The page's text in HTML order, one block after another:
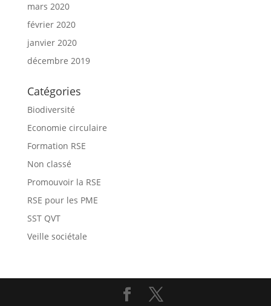
mars 2020
février 2020
janvier 2020
décembre 2019
Catégories
Biodiversité
Economie circulaire
Formation RSE
Non classé
Promouvoir la RSE
RSE pour les PME
SST QVT
Veille sociétale